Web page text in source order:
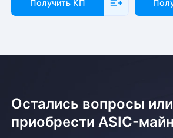
Получить КП
Остались вопросы
приобрести ASIC-